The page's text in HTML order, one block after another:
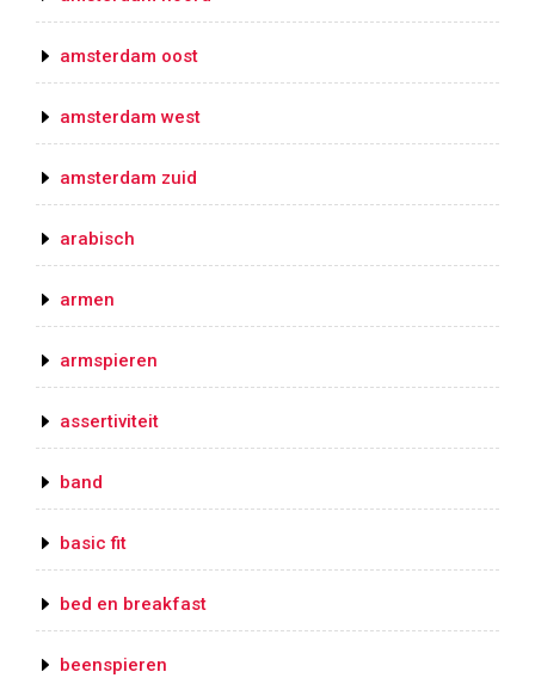
amsterdam oost
amsterdam west
amsterdam zuid
arabisch
armen
armspieren
assertiviteit
band
basic fit
bed en breakfast
beenspieren